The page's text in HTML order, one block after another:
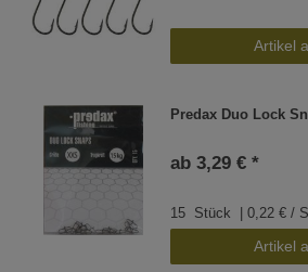
Artikel
Predax Duo Lock
ab 3,29 € *
15 Stück | 0,22 € /
Artikel